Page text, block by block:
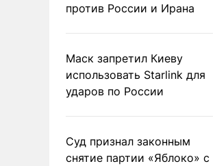
против России и Ирана
Маск запретил Киеву
использовать Starlink для
ударов по России
Суд признал законным
снятие партии «Яблоко» с